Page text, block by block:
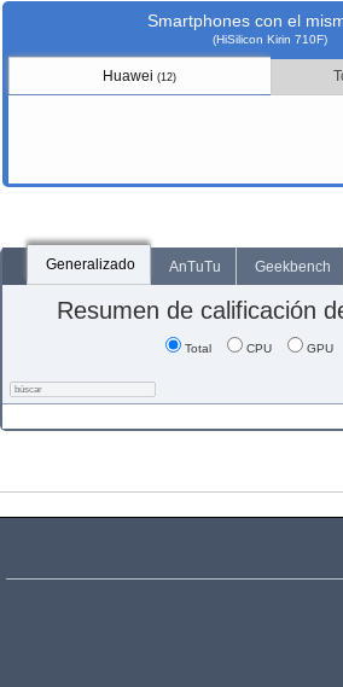
Smartphones con el
(HiSilicon Kirin 710F)
Huawei(12)
Generalizado AnTuTu Geekbench
Resumen de calificación
Total CPU GPU